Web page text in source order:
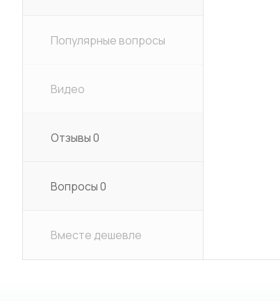
Популярные вопросы
Видео
Отзывы0
Вопросы0
Вместе дешевле